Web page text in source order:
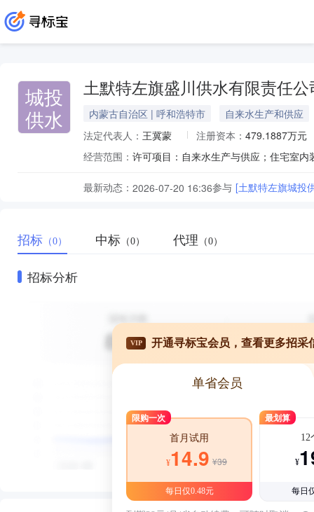
城投
供水
土默特左旗盛川供水有限责任公
内蒙古自治区 | 呼和浩特市
自来水生产和供应
法定代表人： 王冀蒙 注册资本： 479.1887万元
经营范围：
最新动态： 2026-07-20 16:36参与 [土默特左旗城投
招标 （0） 中标 （0） 代理 （0）
招标分析
VIP 开通寻标宝会员，查看更多招采
单省会员
限购一次
首月试用
¥14.9 ¥39
每日仅0.48元
最划算
12
¥
每日